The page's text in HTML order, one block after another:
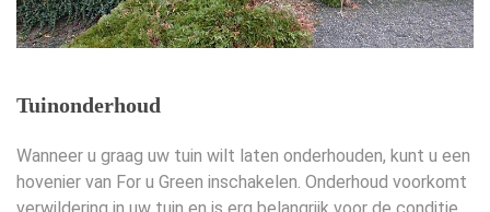
Tuinonderhoud
Wanneer u graag uw tuin wilt laten onderhouden, kunt u een
hovenier van For u Green inschakelen. Onderhoud voorkomt
verwildering in uw tuin en is erg belangrijk voor de conditie